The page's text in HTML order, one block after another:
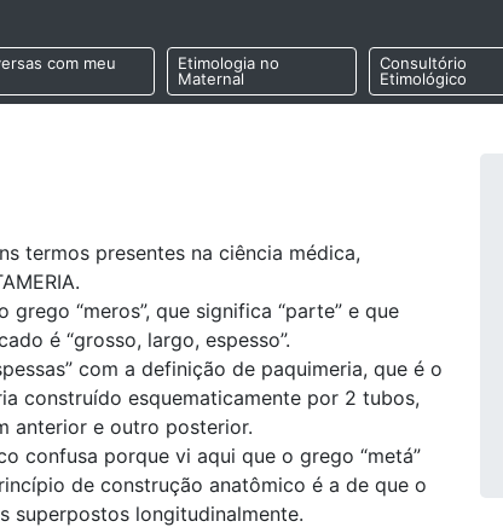
com meu
Etimologia no
Maternal
Consultório
Etimológico
termos presentes na ciência médica,
“meros”, que significa “parte” e que
é “grosso, largo, espesso”.
com a definição de paquimeria, que é o
construído esquematicamente por 2 tubos,
anterior e outro posterior.
confusa porque vi aqui que o grego “metá”
de construção anatômico é a de que o
superpostos longitudinalmente.